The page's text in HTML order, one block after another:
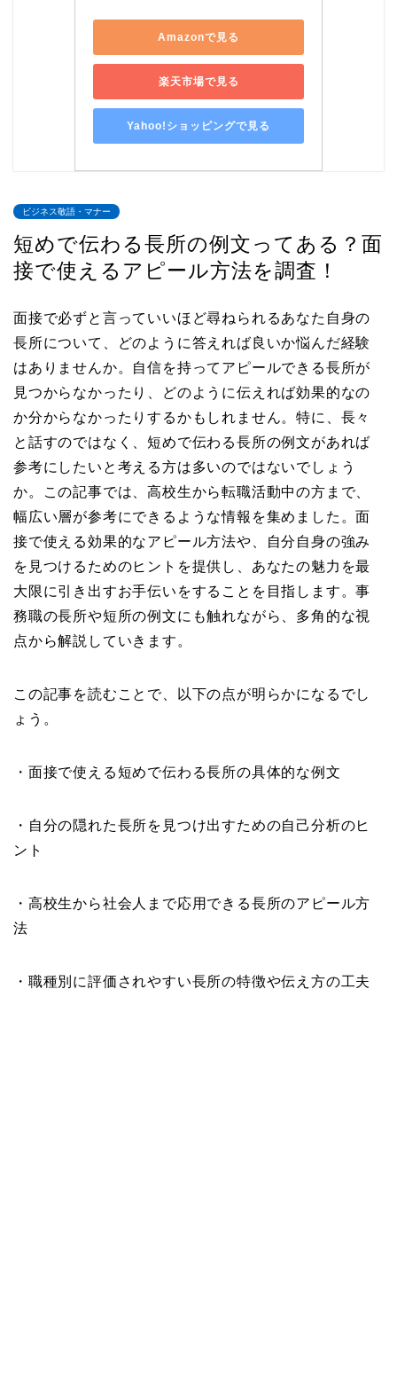
Amazonで見る
楽天市場で見る
Yahoo!ショッピングで見る
ビジネス敬語・マナー
短めで伝わる長所の例文ってある？面
接で使えるアピール方法を調査！
面接で必ずと言っていいほど尋ねられるあなた自身の
長所について、どのように答えれば良いか悩んだ経験
はありませんか。自信を持ってアピールできる長所が
見つからなかったり、どのように伝えれば効果的なの
か分からなかったりするかもしれません。特に、長々
と話すのではなく、短めで伝わる長所の例文があれば
参考にしたいと考える方は多いのではないでしょう
か。この記事では、高校生から転職活動中の方まで、
幅広い層が参考にできるような情報を集めました。面
接で使える効果的なアピール方法や、自分自身の強み
を見つけるためのヒントを提供し、あなたの魅力を最
大限に引き出すお手伝いをすることを目指します。事
務職の長所や短所の例文にも触れながら、多角的な視
点から解説していきます。
この記事を読むことで、以下の点が明らかになるでし
ょう。
・面接で使える短めで伝わる長所の具体的な例文
・自分の隠れた長所を見つけ出すための自己分析のヒ
ント
・高校生から社会人まで応用できる長所のアピール方
法
・職種別に評価されやすい長所の特徴や伝え方の工夫